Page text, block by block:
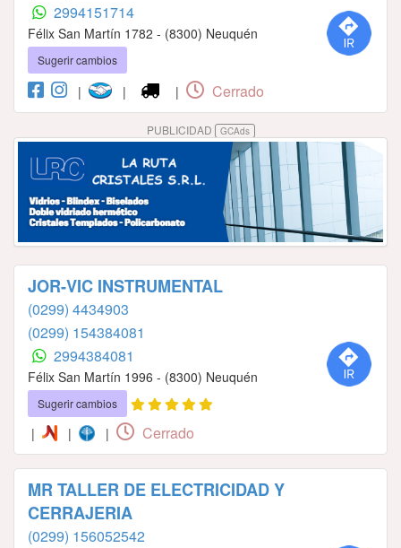
2994151714
Félix San Martín 1782 - (8300) Neuquén
Sugerir cambios
| | | Cerrado
PUBLICIDAD GCAds
JOR-VIC INSTRUMENTAL
(0299) 4434903
(0299) 154384081
2994384081
Félix San Martín 1996 - (8300) Neuquén
Sugerir cambios
| | | Cerrado
MR TALLER DE ELECTRICIDAD Y
CERRAJERIA
(0299) 156052542